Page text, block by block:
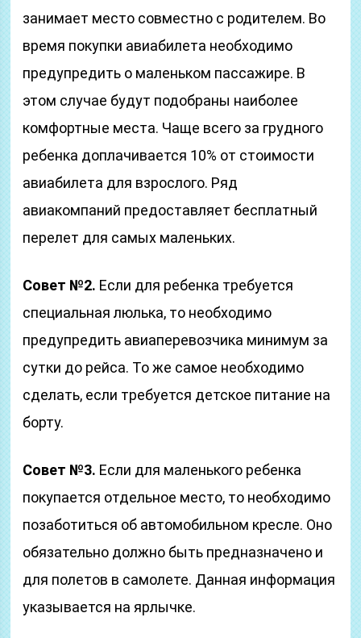
занимает место совместно с родителем. Во
время покупки авиабилета необходимо
предупредить о маленьком пассажире. В
этом случае будут подобраны наиболее
комфортные места. Чаще всего за грудного
ребенка доплачивается 10% от стоимости
авиабилета для взрослого. Ряд
авиакомпаний предоставляет бесплатный
перелет для самых маленьких.
Совет №2. Если для ребенка требуется
специальная люлька, то необходимо
предупредить авиаперевозчика минимум за
сутки до рейса. То же самое необходимо
сделать, если требуется детское питание на
борту.
Совет №3. Если для маленького ребенка
покупается отдельное место, то необходимо
позаботиться об автомобильном кресле. Оно
обязательно должно быть предназначено и
для полетов в самолете. Данная информация
указывается на ярлычке.